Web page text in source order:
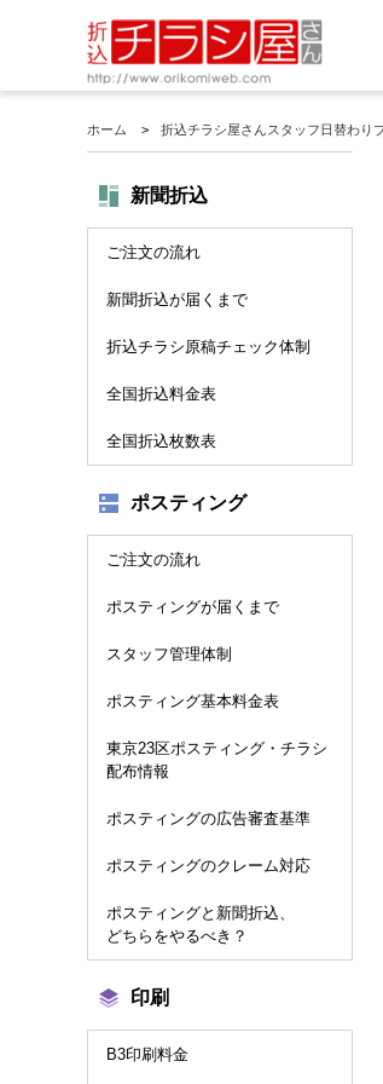
ホーム 折込チラシ屋さんスタッフ日替わり
新聞折込
ご注文の流れ
新聞折込が届くまで
折込チラシ原稿チェック体制
全国折込料金表
全国折込枚数表
ポスティング
ご注文の流れ
ポスティングが届くまで
スタッフ管理体制
ポスティング基本料金表
東京23区ポスティング・チラシ
配布情報
ポスティングの広告審査基準
ポスティングのクレーム対応
ポスティングと新聞折込、
どちらをやるべき？
印刷
B3印刷料金